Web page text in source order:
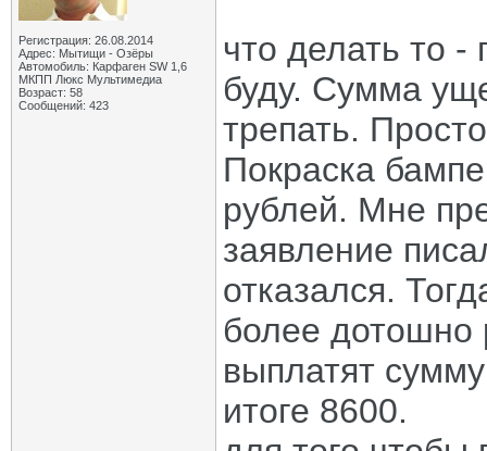
Регистрация: 26.08.2014
Адрес: Мытищи - Озёры
Автомобиль: Карфаген SW 1,6
МКПП Люкс Мультимедиа
Возраст: 58
Сообщений: 423
что делать то -
буду. Сумма
трепать.
Покраска
рублей. Мне
заявление
отказался.
более дотошно
выплатят
итоге 8600.